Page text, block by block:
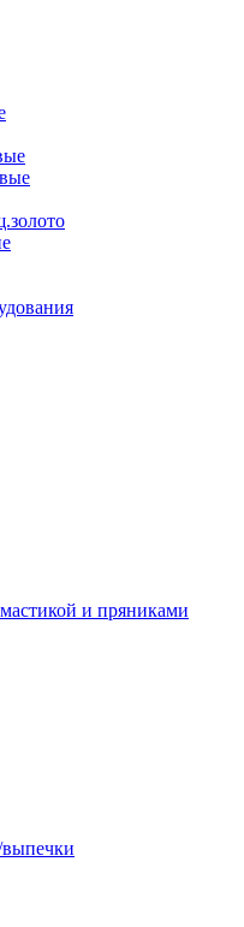
и пряниками
выпечки